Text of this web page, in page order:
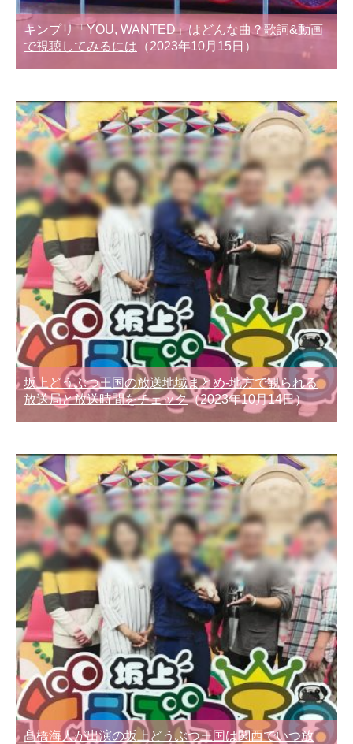
キンプリ「YOU, WANTED」はどんな曲？歌詞&動画
で視聴してみるには （2023年10月15日）
坂上どうぶつ王国の放送地域まとめ-地方で観られる
放送局と放送時間をチェック（2023年10月14日）
髙橋海人が出演の坂上どうぶつ王国は関西でいつ放